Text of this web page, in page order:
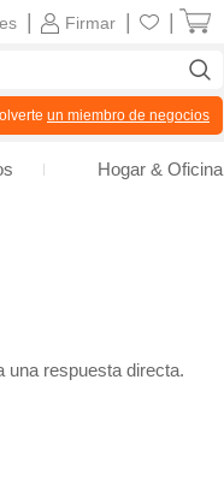
una respuesta directa.
Firmar
un miembro de negocios
Hogar & Oficina